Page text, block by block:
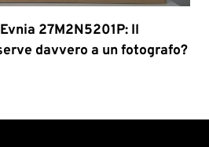
27M2N5201P: Il
davvero a un fotografo?